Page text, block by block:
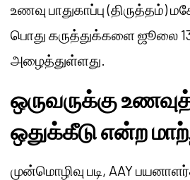
உணவு பாதுகாப்பு (திருத்தம்)
பொது கருத்துக்களை ஜூலை
அழைத்துள்ளது.
ஒருவருக்கு
ஒதுக்கீடு என்ற
முன்மொழிவு படி, AAY